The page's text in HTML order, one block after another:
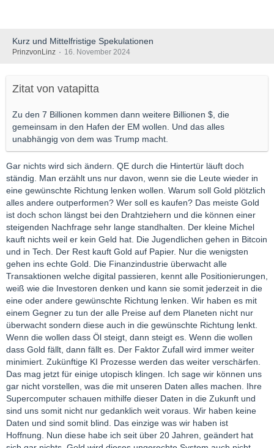
Kurz und Mittelfristige Spekulationen
PrinzvonLinz 16. November 2024
Zitat von vatapitta
Zu den 7 Billionen kommen dann weitere Billionen $, die
gemeinsam in den Hafen der EM wollen. Und das alles
unabhängig von dem was Trump macht.
Gar nichts wird sich ändern. QE durch die Hintertür läuft doch
ständig. Man erzählt uns nur davon, wenn sie die Leute wieder in
eine gewünschte Richtung lenken wollen. Warum soll Gold plötzlich
alles andere outperformen? Wer soll es kaufen? Das meiste Gold
ist doch schon längst bei den Drahtziehern und die können einer
steigenden Nachfrage sehr lange standhalten. Der kleine Michel
kauft nichts weil er kein Geld hat. Die Jugendlichen gehen in Bitcoin
und in Tech. Der Rest kauft Gold auf Papier. Nur die wenigsten
gehen ins echte Gold. Die Finanzindustrie überwacht alle
Transaktionen welche digital passieren, kennt alle Positionierungen,
weiß wie die Investoren denken und kann sie somit jederzeit in die
eine oder andere gewünschte Richtung lenken. Wir haben es mit
einem Gegner zu tun der alle Preise auf dem Planeten nicht nur
überwacht sondern diese auch in die gewünschte Richtung lenkt.
Wenn die wollen dass Öl steigt, dann steigt es. Wenn die wollen
dass Gold fällt, dann fällt es. Der Faktor Zufall wird immer weiter
minimiert. Zukünftige KI Prozesse werden das weiter verschärfen.
Das mag jetzt für einige utopisch klingen. Ich sage wir können uns
gar nicht vorstellen, was die mit unseren Daten alles machen. Ihre
Supercomputer schauen mithilfe dieser Daten in die Zukunft und
sind uns somit nicht nur gedanklich weit voraus. Wir haben keine
Daten und sind somit blind. Das einzige was wir haben ist
Hoffnung. Nun diese habe ich seit über 20 Jahren, geändert hat